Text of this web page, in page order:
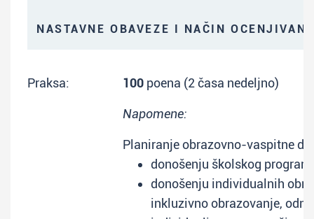
NASTAVNE OBAVEZE I NAČIN
Praksa: 100 poena (2 časa nedeljno)
Napomene:
Planiranje obrazovno-vaspitne
donošenju školskog
donošenju individualnih
inkluzivno obrazovanje,